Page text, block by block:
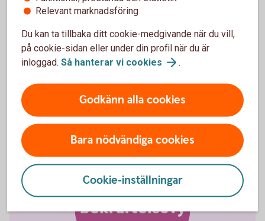
betalt med QR-kod, samt tagga och kategorisera era
betalningar.
appen
Falsk
bekräftelsevy
Relevant marknadsföring
Du kan ta tillbaka ditt cookie-medgivande när du vill,
på cookie-sidan eller under din profil när du är
inloggad. Så hanterar vi cookies .
Godkänn alla cookies
Bara nödvändiga cookies
Cookie-inställningar